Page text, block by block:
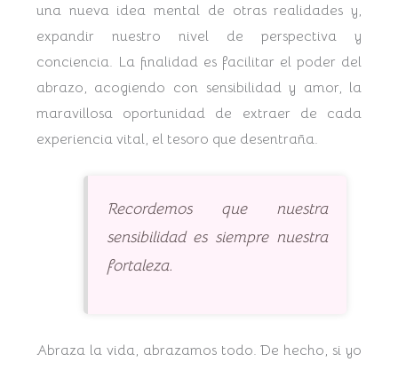
una nueva idea mental de otras realidades y,
expandir nuestro nivel de perspectiva y
conciencia. La finalidad es facilitar el poder del
abrazo, acogiendo con sensibilidad y amor, la
maravillosa oportunidad de extraer de cada
experiencia vital, el tesoro que desentraña.
Recordemos que nuestra
sensibilidad es siempre nuestra
fortaleza.
Abraza la vida, abrazamos todo. De hecho, si yo